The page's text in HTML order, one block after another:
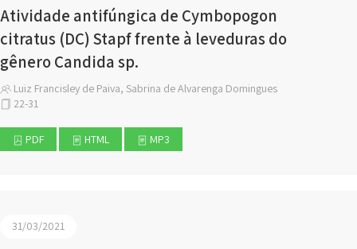
Atividade antifúngica de Cymbopogon
citratus (DC) Stapf frente à leveduras do
gênero Candida sp.
Luiz Francisley de Paiva, Sabrina de Alvarenga Domingues
22-31
PDF HTML MP3
31/03/2021